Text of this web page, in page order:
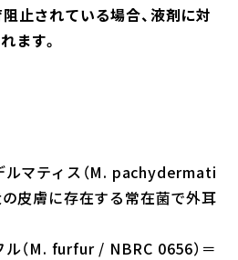
止されている場合、液剤に対
ます。
ルマティス（M. pachydermati
皮膚に存在する常在菌で外耳
ル（M. furfur / NBRC 0656）＝